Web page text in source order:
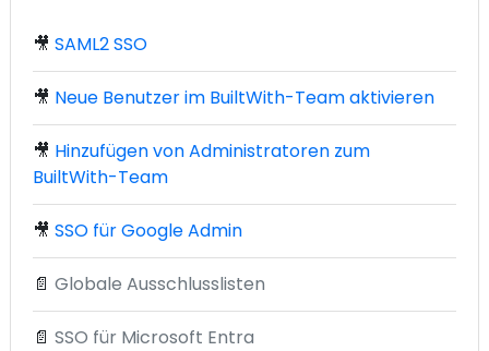
🎥 SAML2 SSO
🎥 Neue Benutzer im BuiltWith-Team aktivieren
🎥 Hinzufügen von Administratoren zum
BuiltWith-Team
🎥 SSO für Google Admin
📄 Globale Ausschlusslisten
📄 SSO für Microsoft Entra